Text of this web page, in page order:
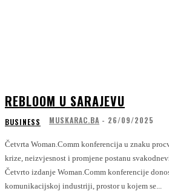
REBLOOM U SARAJEVU
BUSINESS MUSKARAC.BA - 26/09/2025
Četvrta Woman.Comm konferencija u znaku
krize, neizvjesnost i promjene postanu
Četvrto izdanje Woman.Comm konferencije
komunikacijskoj industriji, prostor u kojem se...